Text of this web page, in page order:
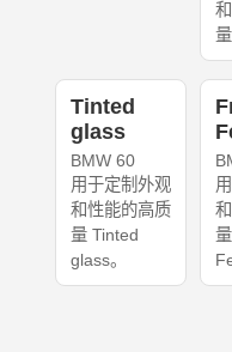
Tinted
glass
BMW 60
用于定制外观
和性能的高质
量 Tinted
glass。